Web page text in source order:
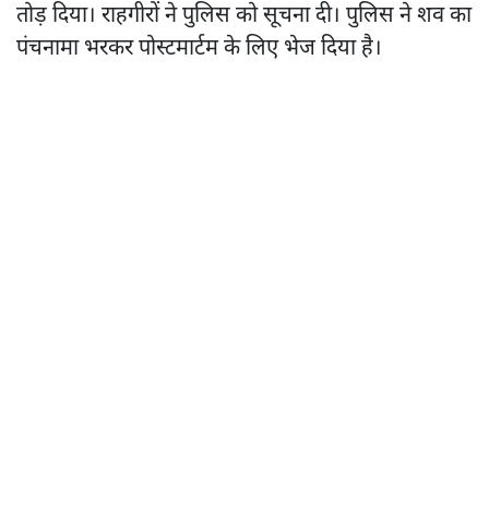
तोड़ दिया। राहगीरों ने पुलिस को सूचना दी। पुलिस ने शव का
पंचनामा भरकर पोस्टमार्टम के लिए भेज दिया है।